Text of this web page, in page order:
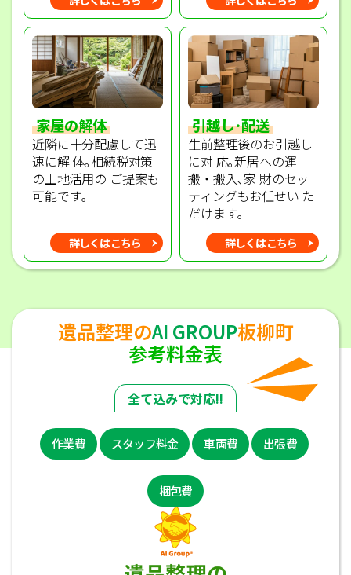
家屋の解体
近隣に十分配慮して迅
速に解 体｡相続税対策
の土地活用の ご提案も
可能です｡
詳しくはこちら
引越し･配送
生前整理後のお引越し
に対 応｡新居への運
搬・搬入､家 財のセッ
ティングもお任せい た
だけます｡
詳しくはこちら
遺品整理のAI GROUP板柳町
参考料金表
全て込みで対応!!
作業費 スタッフ料金 車両費 出張費
梱包費